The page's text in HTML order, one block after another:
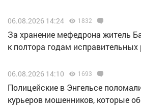
06.08.2026 14:24 1832
За хранение мефедрона житель
к полтора годам исправительных
06.08.2026 14:10 1693
Полицейские в Энгельсе
курьеров мошенников, которые